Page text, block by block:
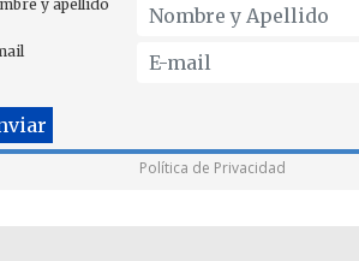
y apellido
Política de Privacidad